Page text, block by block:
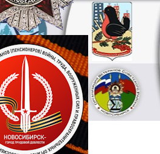
Городская
Организация
Пенсионеров
Военной
и